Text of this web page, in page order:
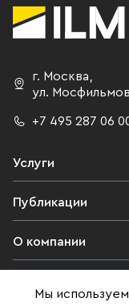
г. Москва
ул.
+7 495 287 06
Услуги
Публикации
О компании
Мы